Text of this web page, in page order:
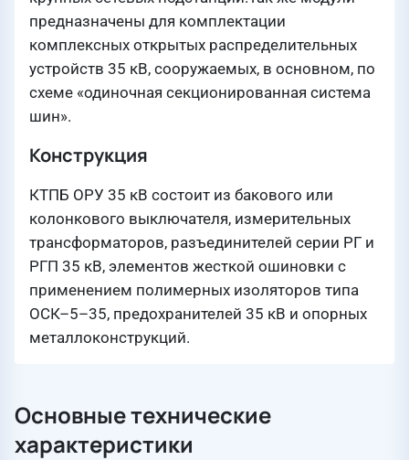
предназначены для комплектации
комплексных открытых распределительных
устройств 35 кВ, сооружаемых, в основном, по
схеме «одиночная секционированная система
шин».
Конструкция
КТПБ ОРУ 35 кВ состоит из бакового или
колонкового выключателя, измерительных
трансформаторов, разъединителей серии РГ и
РГП 35 кВ, элементов жесткой ошиновки с
применением полимерных изоляторов типа
ОСК–5–35, предохранителей 35 кВ и опорных
металлоконструкций.
Основные технические
характеристики